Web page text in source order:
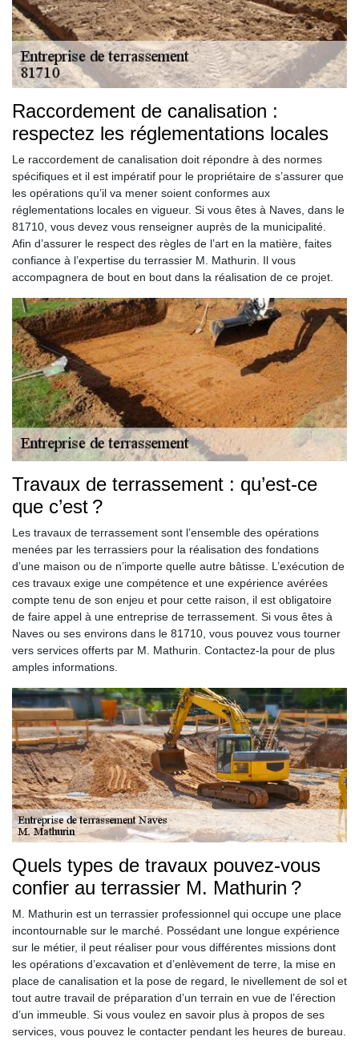
Raccordement de canalisation :
respectez les réglementations locales
Le raccordement de canalisation doit répondre à des normes
spécifiques et il est impératif pour le propriétaire de s’assurer que
les opérations qu’il va mener soient conformes aux
réglementations locales en vigueur. Si vous êtes à Naves, dans le
81710, vous devez vous renseigner auprès de la municipalité.
Afin d’assurer le respect des règles de l’art en la matière, faites
confiance à l’expertise du terrassier M. Mathurin. Il vous
accompagnera de bout en bout dans la réalisation de ce projet.
Travaux de terrassement : qu’est-ce
que c’est ?
Les travaux de terrassement sont l’ensemble des opérations
menées par les terrassiers pour la réalisation des fondations
d’une maison ou de n’importe quelle autre bâtisse. L’exécution de
ces travaux exige une compétence et une expérience avérées
compte tenu de son enjeu et pour cette raison, il est obligatoire
de faire appel à une entreprise de terrassement. Si vous êtes à
Naves ou ses environs dans le 81710, vous pouvez vous tourner
vers services offerts par M. Mathurin. Contactez-la pour de plus
amples informations.
Quels types de travaux pouvez-vous
confier au terrassier M. Mathurin ?
M. Mathurin est un terrassier professionnel qui occupe une place
incontournable sur le marché. Possédant une longue expérience
sur le métier, il peut réaliser pour vous différentes missions dont
les opérations d’excavation et d’enlèvement de terre, la mise en
place de canalisation et la pose de regard, le nivellement de sol et
tout autre travail de préparation d’un terrain en vue de l’érection
d’un immeuble. Si vous voulez en savoir plus à propos de ses
services, vous pouvez le contacter pendant les heures de bureau.